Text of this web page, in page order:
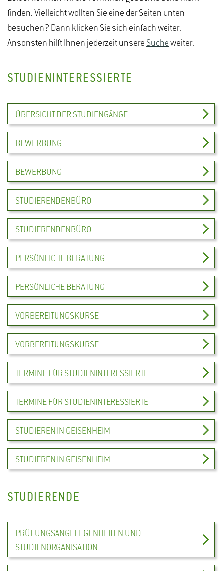
finden. Vielleicht wollten Sie eine der Seiten unten
besuchen? Dann klicken Sie sich einfach weiter.
Ansonsten hilft Ihnen jederzeit unsere Suche weiter.
STUDIENINTERESSIERTE
ÜBERSICHT DER STUDIENGÄNGE
BEWERBUNG
BEWERBUNG
STUDIERENDENBÜRO
STUDIERENDENBÜRO
PERSÖNLICHE BERATUNG
PERSÖNLICHE BERATUNG
VORBEREITUNGSKURSE
VORBEREITUNGSKURSE
TERMINE FÜR STUDIENINTERESSIERTE
TERMINE FÜR STUDIENINTERESSIERTE
STUDIEREN IN GEISENHEIM
STUDIEREN IN GEISENHEIM
STUDIERENDE
PRÜFUNGSANGELEGENHEITEN UND
STUDIENORGANISATION